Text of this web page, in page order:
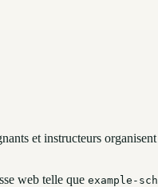
et instructeurs
web telle que example-